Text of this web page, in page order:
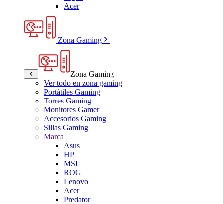
Acer
Zona Gaming
Zona Gaming
Ver todo en zona gaming
Portátiles Gaming
Torres Gaming
Monitores Gamer
Accesorios Gaming
Sillas Gaming
Marca
Asus
HP
MSI
ROG
Lenovo
Acer
Predator